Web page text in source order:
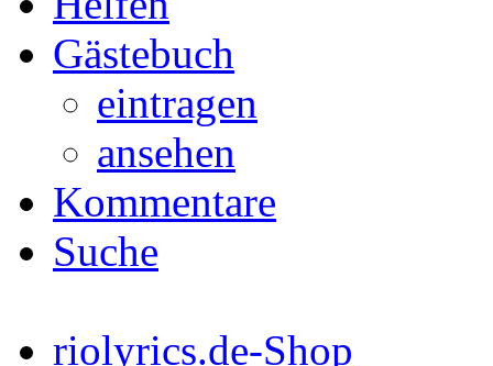
Gästebuch
eintragen
ansehen
Kommentare
Suche
riolyrics.de-Shop